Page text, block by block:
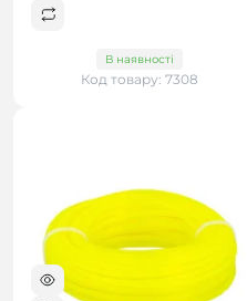
В наявності
Код товару: 7308